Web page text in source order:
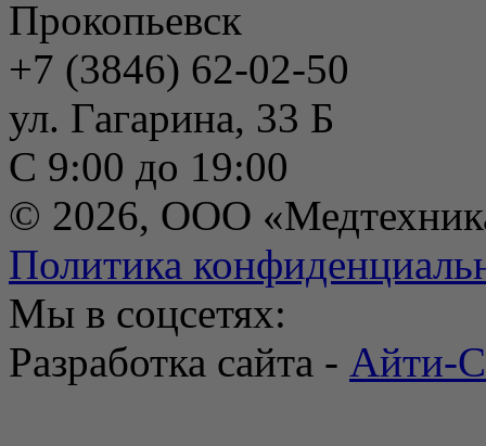
Прокопьевск
+7 (3846) 62-02-50
ул. Гагарина, 33 Б
С 9:00 до 19:00
© 2026, ООО
Политика
Мы в соцсетях:
Разработка сайта - Айти-